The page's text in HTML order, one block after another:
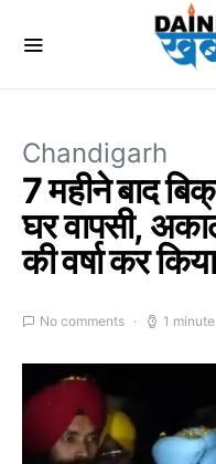
Chandigarh
7 महीने बाद
घर वापसी,
की वर्षा कर
No comments 1